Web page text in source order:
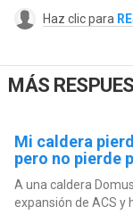
Haz clic para
MÁS
Mi caldera
pero no pierde
A una caldera
expansión de ACS y